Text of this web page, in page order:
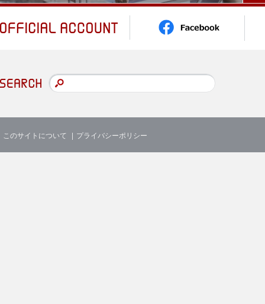
このサイトについて プライバシーポリシー